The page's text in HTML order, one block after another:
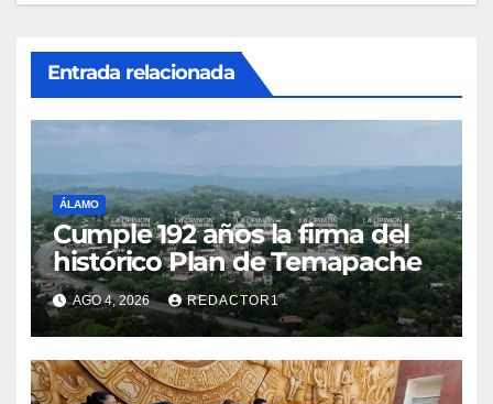
Entrada relacionada
ÁLAMO
Cumple 192 años la firma del
histórico Plan de Temapache
AGO 4, 2026 REDACTOR1